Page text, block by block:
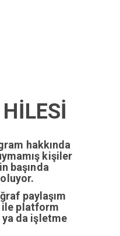
hakkında
kişiler
başında
paylaşım
ile platform
ya da işletme